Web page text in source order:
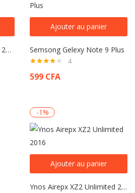
Semsong Gelexy A50 Pro 2016
Ajouter au panier
Semsong Gelexy Note 9 Plus
3.75
4
599 CFA
-1%
Ajouter au panier
Ynos Airepx XZ2 Unlimited 2016